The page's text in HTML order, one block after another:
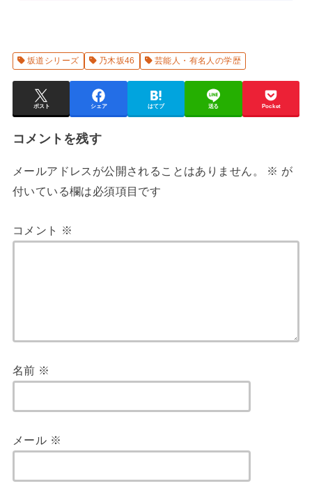
坂道シリーズ 乃木坂46 芸能人・有名人の学歴
ポスト シェア はてブ 送る Pocket
コメントを残す
メールアドレスが公開されることはありません。 ※ が
付いている欄は必須項目です
コメント ※
名前 ※
メール ※